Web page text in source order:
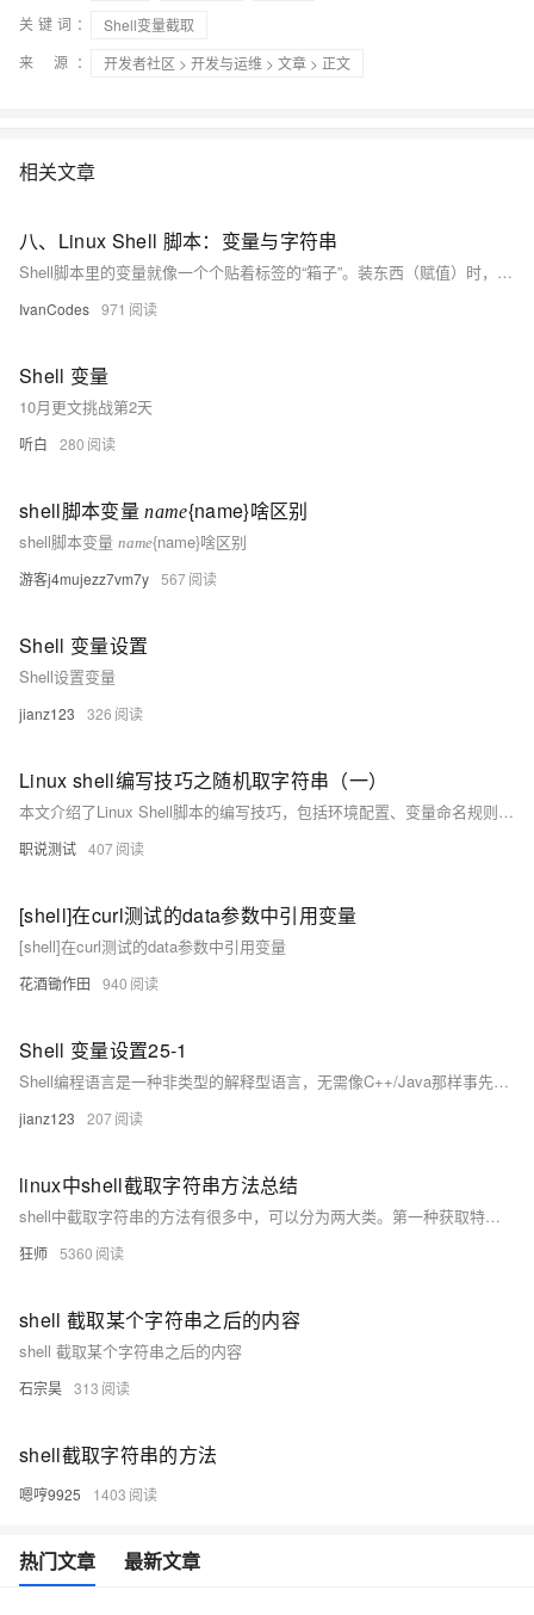
关键词：
Shell变量截取
来 源：
开发者社区 > 开发与运维 > 文章 > 正文
相关文章
八、Linux Shell 脚本：变量与字符串
Shell脚本里的变量就像一个个贴着标签的“箱子”。装东西（赋值）时，=两边千万不能有空格。用单引号''装进去的东西会原封不动，用双引号""则会让里面的
IvanCodes 971
Shell 变量
10月更文挑战第2天
听白 280
shell脚本变量name{name}啥区别
shell脚本变量 name{name}啥区别
游客j4mujezz7vm7y 567
Shell 变量设置
Shell设置变量
jianz123 326
Linux shell编写技巧之随机取字符串（一）
本文介绍了Linux Shell脚本的编写技巧，包括环境配置、变量命名规则和缩进语法，并提供了一个实例练习，展示如何使用`$RANDOM`变量和`md5sum`命令来生成随机的8位字符串。
职说测试 407
[shell]在curl测试的data参数中引用变量
[shell]在curl测试的data参数中引用变量
花酒锄作田 940
Shell 变量设置25-1
Shell编程语言是一种非类型的解释型语言，无需像C++/Java那样事先声明变量。通过赋值即可定义变量，在Linux支持的所有Shell中均适用。变量分为局部变量与环境变量，前者仅限于定义脚本内使用，后者可在其派生的子进程中使用。常见系统变量如
jianz123 207
linux中shell截取字符串方法总结
shell中截取字符串的方法有很多中，可以分为两大类。第一种获取特定的字符或字符串的左边或者右边的字字符串，java中实现需要先用indexOf来确定特定字符串的位置，然后再用substring来获取结果；第二种类似java中的substring shell中截取字符串的方法有很多中， ${expression}一共有9种使用方法。
狂师 5360
shell 截取某个字符串之后的内容
shell 截取某个字符串之后的内容
石宗昊 313
shell截取字符串的方法
嗯哼9925 1403
热门文章 最新文章